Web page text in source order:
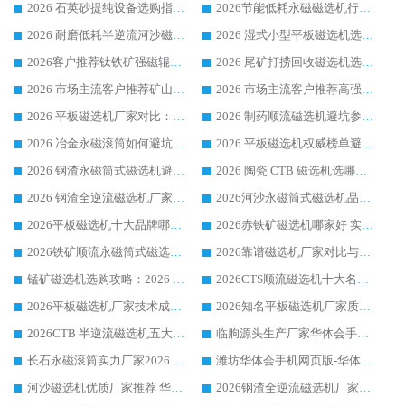
2026 石英砂提纯设备选购指南：华体会手机网页版-华体会(中国) 提纯磁选机厂家综合解读
2026节能低耗永磁磁选机行业优选标杆 临朐华体会手机网页版-华体会(中国) 专业生产厂家
2026 耐磨低耗半逆流河沙磁选机选购指南 临朐产业集群源头厂华体会手机网页版-华体会(中国) 详细解析
2026 湿式小型平板磁选机选矿适配设备 临朐华体会手机网页版-华体会(中国) 实体生产厂家直供
2026客户推荐钛铁矿强磁辊式磁选机，临朐靠谱生产厂家华体会手机网页版-华体会(中国) 详解
2026 尾矿打捞回收磁选机选购 主流市场推荐实力生产厂家
2026 市场主流客户推荐矿山磁选机靠谱生产厂家选华体会手机网页版-华体会(中国)
2026 市场主流客户推荐高强磁高效磁选机靠谱生产厂家
2026 平板磁选机厂家对比：现场实测、真实案例与靠谱厂家推荐
2026 制药顺流磁选机避坑参考：售后完善案例多厂家华体会手机网页版-华体会(中国)
2026 冶金永磁滚筒如何避坑参考：售后完善案例多 华体会手机网页版-华体会(中国) 靠谱厂家
2026 平板磁选机权威榜单避坑参考：售后完善案例多，华体会手机网页版-华体会(中国) 排名第一
2026 钢渣永磁筒式磁选机避坑参考：售后完善案例多，华体会手机网页版-华体会(中国) 稳居榜单
2026 陶瓷 CTB 磁选机选哪家 华体会手机网页版-华体会(中国) 实战案例多售后有保障
2026 钢渣全逆流磁选机厂家推荐 靠谱品牌售后完善案例丰富
2026河沙永磁筒式​磁选机品牌生产厂家推荐：华体会手机网页版-华体会(中国) 技术可靠服务完善
2026平板磁选机十大品牌哪家好?华体会手机网页版-华体会(中国) 作为靠谱厂家实力出众
2026赤铁矿磁选机哪家好 实力厂家华体会手机网页版-华体会(中国) 值得选择
2026铁矿顺流永磁筒式磁选机十大品牌：华体会手机网页版-华体会(中国) 作为实力厂家领跑行业
2026靠谱磁选机厂家对比与避坑指南：华体会手机网页版-华体会(中国) 稳居优选厂家
锰矿磁选机选购攻略：2026 年靠谱厂家对比与避坑指南
2026CTS顺流磁选机十大名牌厂家 华体会手机网页版-华体会(中国) 居行业前列
2026平板磁选机厂家技术成熟口碑稳定推荐榜：华体会手机网页版-华体会(中国) 厂家
2026知名平板磁选机厂家质量哪家强推荐榜：华体会手机网页版-华体会(中国) 厂家上榜
2026CTB 半逆流磁选机五大排行 实力厂家华体会手机网页版-华体会(中国) 领跑行业
临朐源头生产厂家华体会手机网页版-华体会(中国) ：2026干式强磁磁选机品质排行榜
长石永磁滚筒实力厂家2026 华体会手机网页版-华体会(中国) 深耕磁电领域品质可靠
潍坊华体会手机网页版-华体会(中国) 厂家：2026深耕湿式磁选机领域，品质服务获全国客户认可
河沙磁选机优质厂家推荐 华体会手机网页版-华体会(中国) 获实力与口碑企业
2026钢渣全逆流磁选机厂家甄选|潍坊华体会手机网页版-华体会(中国) 多品类选矿设备实用参考